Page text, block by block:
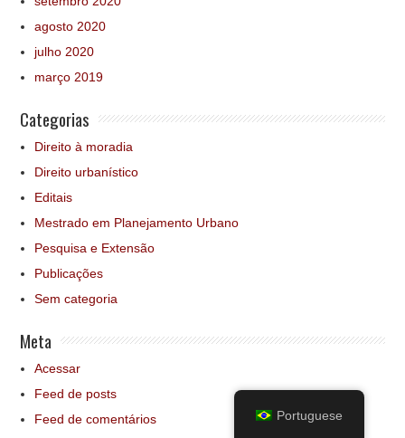
agosto 2020
julho 2020
março 2019
Categorias
Direito à moradia
Direito urbanístico
Editais
Mestrado em Planejamento Urbano
Pesquisa e Extensão
Publicações
Sem categoria
Meta
Acessar
Feed de posts
Feed de comentários
Portuguese